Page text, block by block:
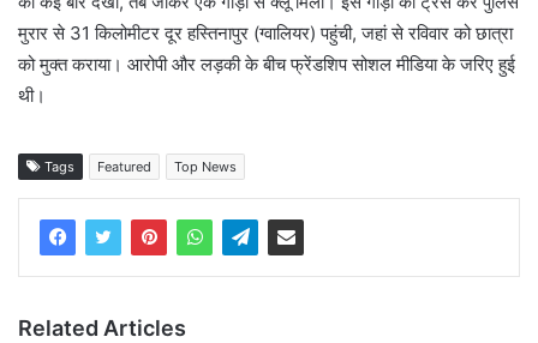
मुरार से 31 किलोमीटर दूर हस्तिनापुर (ग्वालियर) पहुंची, जहां से रविवार को छात्रा
को मुक्त कराया। आरोपी और लड़की के बीच फ्रेंडशिप सोशल मीडिया के जरिए हुई
थी।
Tags Featured Top News
Related Articles